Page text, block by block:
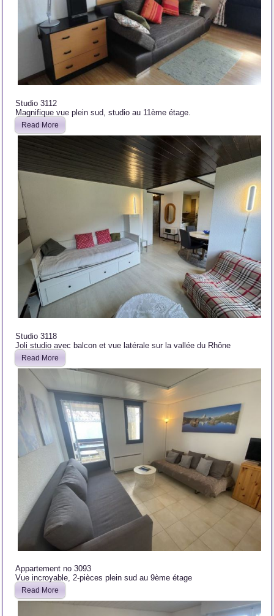
Studio 3112
Magnifique vue plein sud, studio au 11ème étage.
Read More
Studio 3118
Joli studio avec balcon et vue latérale sur la vallée du Rhône
Read More
Appartement no 3093
Vue incroyable, 2-pièces plein sud au 9ème étage
Read More